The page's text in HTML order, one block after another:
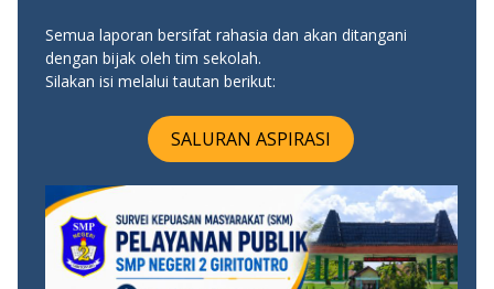
Semua laporan bersifat rahasia dan akan ditangani
dengan bijak oleh tim sekolah.
Silakan isi melalui tautan berikut:
SALURAN ASPIRASI